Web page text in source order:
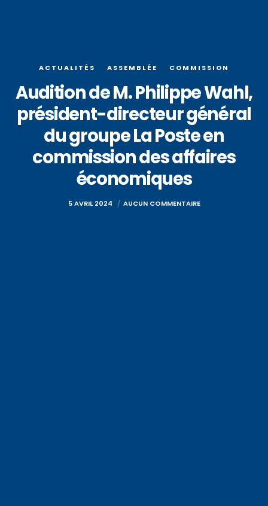
ACTUALITÉS ASSEMBLÉE COMMISSION
Audition de M. Philippe Wahl,
président-directeur général
du groupe La Poste en
commission des affaires
économiques
5 AVRIL 2024 AUCUN COMMENTAIRE